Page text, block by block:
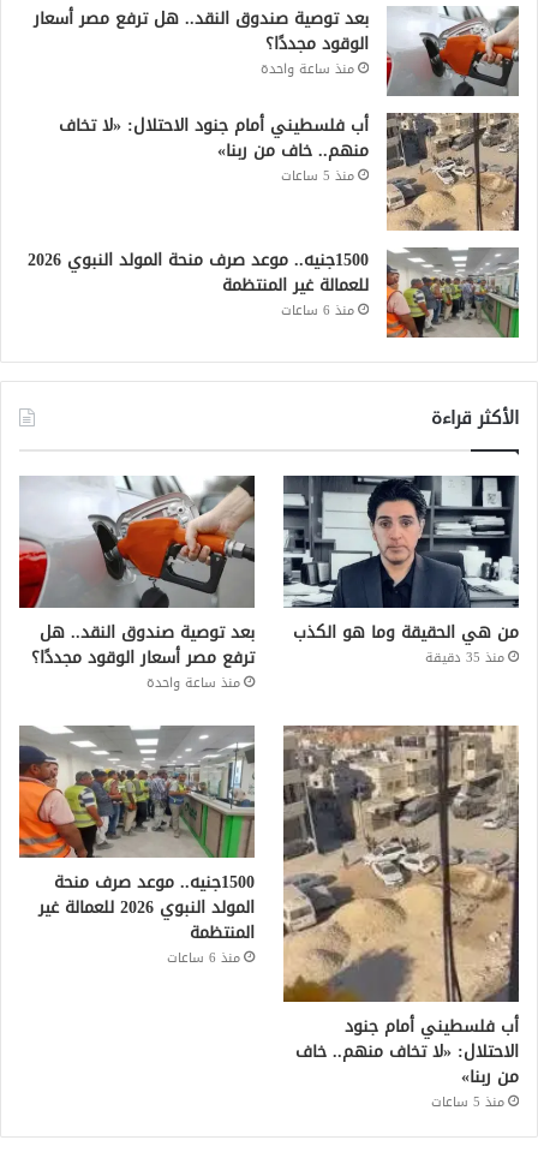
بعد توصية صندوق النقد.. هل ترفع مصر أسعار
الوقود مجددًا؟
منذ ساعة واحدة
أب فلسطيني أمام جنود الاحتلال: «لا تخاف
منهم.. خاف من ربنا»
منذ 5 ساعات
1500جنيه.. موعد صرف منحة المولد النبوي 2026
للعمالة غير المنتظمة
منذ 6 ساعات
الأكثر قراءة
من هي الحقيقة وما هو الكذب
منذ 35 دقيقة
بعد توصية صندوق النقد.. هل
ترفع مصر أسعار الوقود مجددًا؟
منذ ساعة واحدة
أب فلسطيني أمام جنود
الاحتلال: «لا تخاف منهم.. خاف
من ربنا»
منذ 5 ساعات
1500جنيه.. موعد صرف منحة
المولد النبوي 2026 للعمالة غير
المنتظمة
منذ 6 ساعات